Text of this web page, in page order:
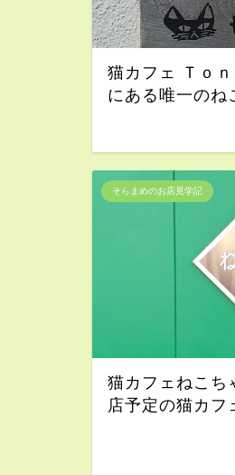
猫カフェ Ｔｏ
にある唯一のね
そらまめのお店見学記
猫カフェねこち
店予定の猫カフ